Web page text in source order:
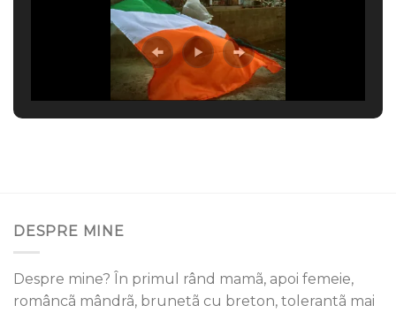
DESPRE MINE
Despre mine? În primul rând mamã, apoi femeie,
româncã mândrã, brunetã cu breton, tolerantã mai